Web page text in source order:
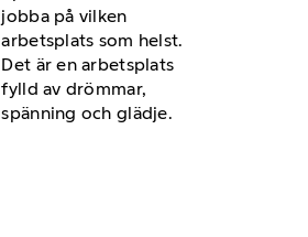
jobba på vilken
arbetsplats som helst.
Det är en arbetsplats
fylld av drömmar,
spänning och glädje.